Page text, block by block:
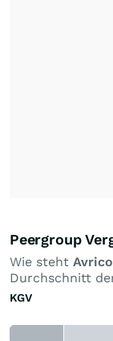
Peergroup
Wie steht
Durchschnitt
KGV